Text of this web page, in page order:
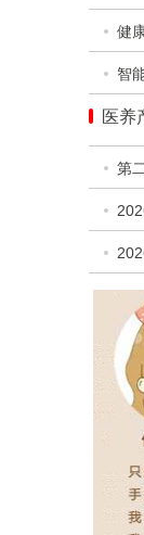
健
智能
医养
第二十
2026